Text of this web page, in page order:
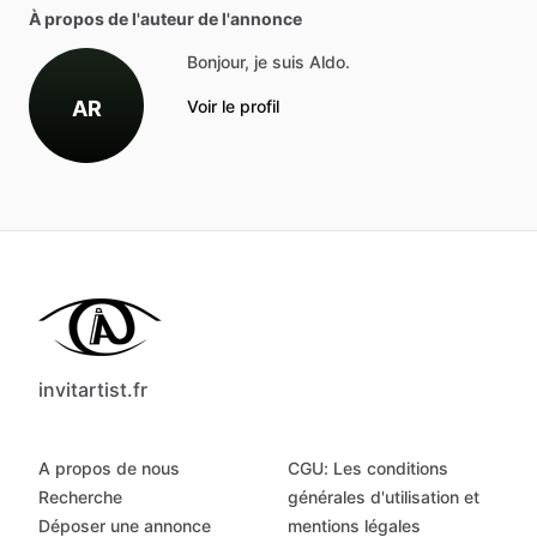
À propos de l'auteur de l'annonce
AR
Bonjour, je suis Aldo.
Voir le profil
invitartist.fr
A propos de nous
Recherche
Déposer une annonce
CGU: Les conditions
générales d'utilisation et
mentions légales